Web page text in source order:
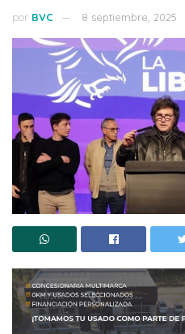
por BVC 8 septiembre, 2025